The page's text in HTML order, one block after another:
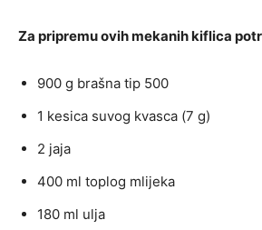
Za pripremu ovih mekanih kiflica
900 g brašna tip 500
1 kesica suvog kvasca (7 g)
2 jaja
400 ml toplog mlijeka
180 ml ulja